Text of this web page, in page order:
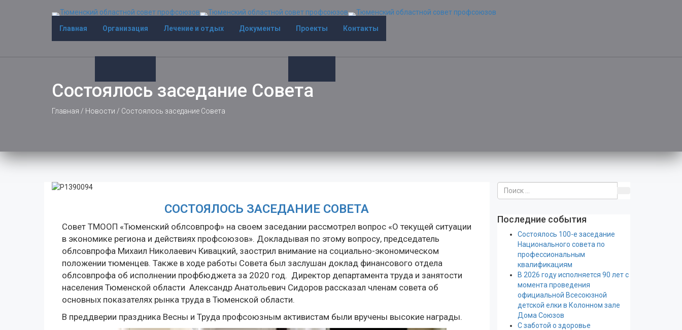
Главная Организация Лечение и отдых Документы Проекты Контакты
Состоялось заседание Совета
Главная / Новости / Состоялось заседание Совета
СОСТОЯЛОСЬ ЗАСЕДАНИЕ СОВЕТА
Совет ТМООП «Тюменский облсовпроф» на своем заседании рассмотрел вопрос «О текущей ситуации
в экономике региона и действиях профсоюзов». Докладывая по этому вопросу, председатель
облсовпрофа Михаил Николаевич Кивацкий, заострил внимание на социально-экономическом
положении тюменцев. Также в ходе работы Совета был заслушан доклад финансового отдела
облсовпрофа об исполнении профбюджета за 2020 год. Директор департамента труда и занятости
населения Тюменской области Александр Анатольевич Сидоров рассказал членам совета об
основных показателях рынка труда в Тюменской области.
В преддверии праздника Весны и Труда профсоюзным активистам были вручены высокие награды.
Последние события
Состоялось 100-е заседание
Национального совета по
профессиональным
квалификациям
В 2026 году исполняется 90 лет с
момента проведения
официальной Всесоюзной
детской елки в Колонном зале
Дома Союзов
С заботой о здоровье